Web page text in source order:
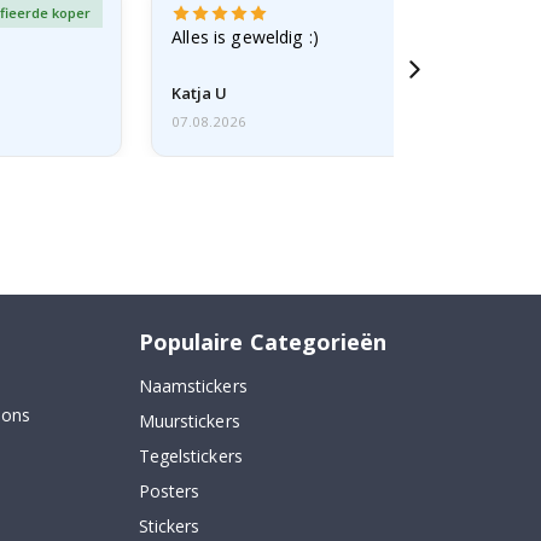
koper
Alles is geweldig :)
Katja U
07.08.2026
Populaire Categorieën
Naamstickers
Muurstickers
Tegelstickers
Posters
Stickers